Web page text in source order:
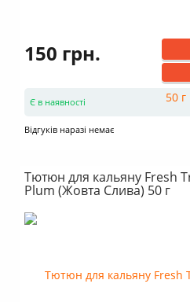
150 грн.
Є в наявності
Відгуків наразі немає
Тютюн для кальяну Fresh
Plum (Жовта Слива) 50 г